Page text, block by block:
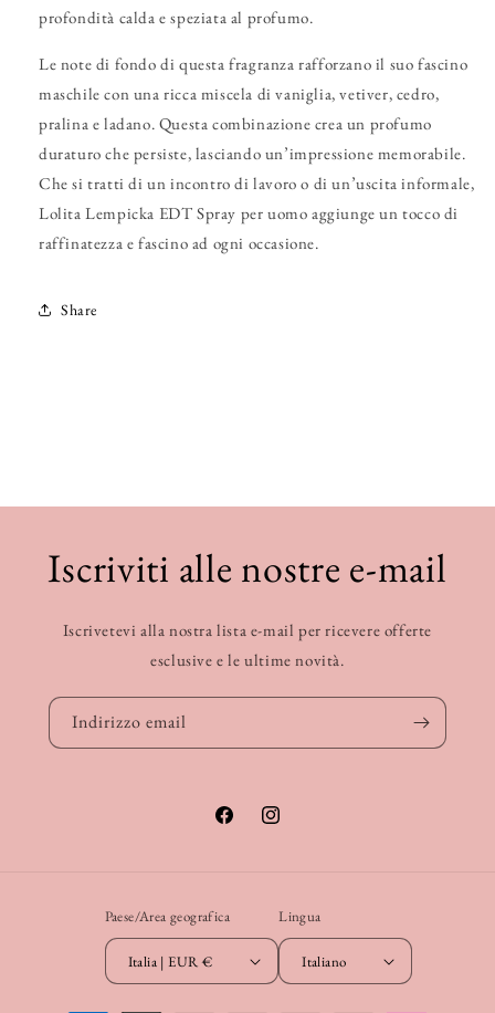
profondità calda e speziata al profumo.
Le note di fondo di questa fragranza rafforzano il suo fascino
maschile con una ricca miscela di vaniglia, vetiver, cedro,
pralina e ladano. Questa combinazione crea un profumo
duraturo che persiste, lasciando un’impressione memorabile.
Che si tratti di un incontro di lavoro o di un’uscita informale,
Lolita Lempicka EDT Spray per uomo aggiunge un tocco di
raffinatezza e fascino ad ogni occasione.
Share
Iscriviti alle nostre e-mail
Iscrivetevi alla nostra lista e-mail per ricevere offerte
esclusive e le ultime novità.
Indirizzo email
FacebookInstagram
Paese/Area geografica
Italia | EUR €
Lingua
Italiano